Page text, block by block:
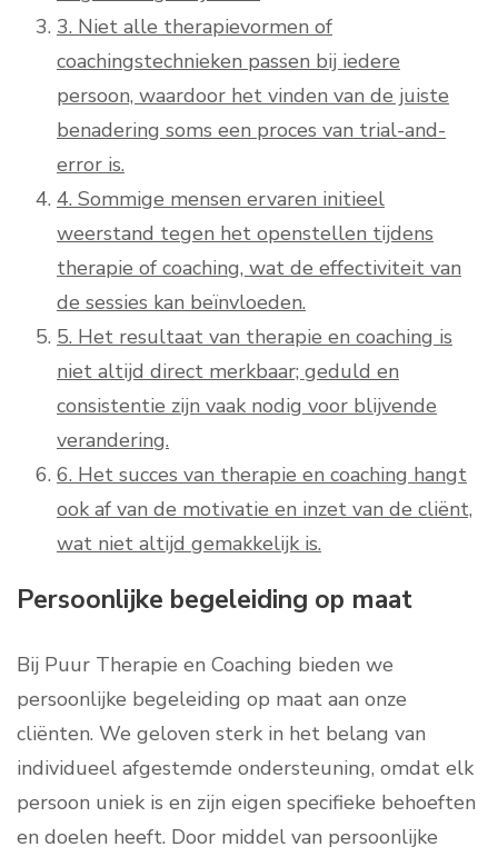
3. Niet alle therapievormen of
coachingstechnieken passen bij iedere
persoon, waardoor het vinden van de juiste
benadering soms een proces van trial-and-
error is.
4. Sommige mensen ervaren initieel
weerstand tegen het openstellen tijdens
therapie of coaching, wat de effectiviteit van
de sessies kan beïnvloeden.
5. Het resultaat van therapie en coaching is
niet altijd direct merkbaar; geduld en
consistentie zijn vaak nodig voor blijvende
verandering.
6. Het succes van therapie en coaching hangt
ook af van de motivatie en inzet van de cliënt,
wat niet altijd gemakkelijk is.
Persoonlijke begeleiding op maat
Bij Puur Therapie en Coaching bieden we
persoonlijke begeleiding op maat aan onze
cliënten. We geloven sterk in het belang van
individueel afgestemde ondersteuning, omdat elk
persoon uniek is en zijn eigen specifieke behoeften
en doelen heeft. Door middel van persoonlijke